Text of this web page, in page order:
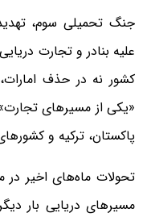
جنگ تحمیلی سوم،
علیه بنادر و تجارت
کشور نه در حذف
«یکی از مسیرهای
پاکستان، ترکیه و
تحولات ماه‌های اخیر
مسیرهای دریایی بار